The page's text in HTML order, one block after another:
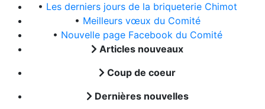
• Les derniers jours de la briqueterie Chimot
• Meilleurs vœux du Comité
• Nouvelle page Facebook du Comité
Articles nouveaux
Coup de coeur
Dernières nouvelles